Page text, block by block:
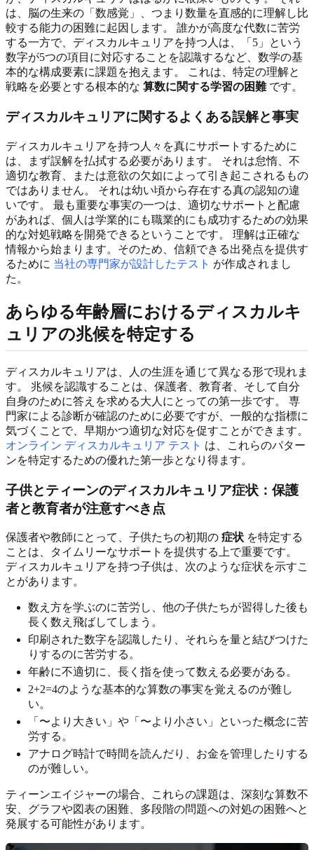
は、脳の生来の「数感覚」、つまり数量を直感的に理解し比
較する能力の困難に起因します。 誰かが高度な代数に苦労
する一方で、ディスカルキュリアを持つ人は、「5」という
数字が5つの項目に対応することを認識するなど、数学の基
本的な構成要素に課題を抱えます。 これは、特定の理解と
戦略を必要とする根本的な 算数に関する学習の困難です。
ディスカルキュリアに関するよくある誤解と事実
ディスカルキュリアを持つ人々を真にサポートするために
は、まず誤解を払拭する必要があります。 それは怠惰、不
適切な教育、または意欲の欠如によって引き起こされるもの
ではありません。 それは幼い頃から存在する真の認知の違
いです。 最も重要な事実の一つは、適切なサポートと配慮
があれば、個人は学業的にも職業的にも成功するための効果
的な対処戦略を開発できるということです。 理解は正確な
情報から始まります。そのため、信頼できる出発点を提供す
るために 当社の専門家が設計したテスト が作成されまし
た。
あらゆる年齢層におけるディスカルキ
ュリアの兆候を特定する
ディスカルキュリアは、人の生涯を通じて異なる形で現れま
す。 兆候を認識することは、保護者、教育者、そして自分
自身のために答えを求める大人にとっての第一歩です。 専
門家による診断が確認のために必要ですが、一般的な指標に
気づくことで、早期かつ適切な対応を促すことができます。
オンライン ディスカルキュリア テスト は、これらのパター
ンを特定するための優れた第一歩となり得ます。
子供とティーンのディスカルキュリア症状：保護
者と教育者が注意すべき点
保護者や教師にとって、子供たちの初期の 症状 を特定する
ことは、タイムリーなサポートを提供する上で重要です。
ディスカルキュリアを持つ子供は、次のような症状を示すこ
とがあります。
数え方を学ぶのに苦労し、他の子供たちが習得した後も
長く数え飛ばしてしまう。
印刷された数字を認識したり、それらを量と結びつけた
りするのに苦労する。
年齢に不適切に、長く指を使って数える必要がある。
2+2=4のような基本的な算数の事実を覚えるのが難し
い。
「〜より大きい」や「〜より小さい」といった概念に苦
労する。
アナログ時計で時間を読んだり、お金を管理したりする
のが難しい。
ティーンエイジャーの場合、これらの課題は、深刻な算数不
安、グラフや図表の困難、多段階の問題への対処の困難へと
発展する可能性があります。